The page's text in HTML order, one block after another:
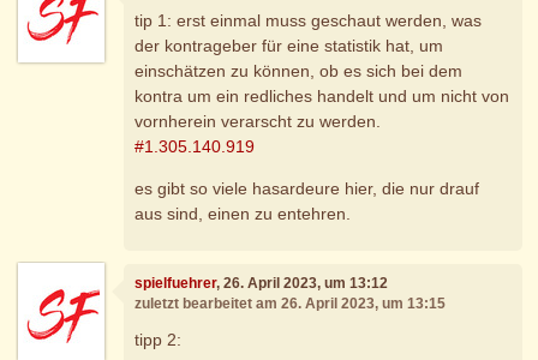
tip 1: erst einmal muss geschaut werden, was
der kontrageber für eine statistik hat, um
einschätzen zu können, ob es sich bei dem
kontra um ein redliches handelt und um nicht von
vornherein verarscht zu werden.
#1.305.140.919
es gibt so viele hasardeure hier, die nur drauf
aus sind, einen zu entehren.
spielfuehrer, 26. April 2023, um 13:12
zuletzt bearbeitet am 26. April 2023, um 13:15
tipp 2: